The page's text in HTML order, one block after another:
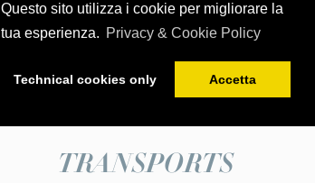
Questo sito utilizza i cookie per migliorare la
tua esperienza. Privacy & Cookie Policy
Technical cookies only Accetta
viaggiareinpuglia.it
EVENTS
iltaccodibacco.it
TRANSPORTS